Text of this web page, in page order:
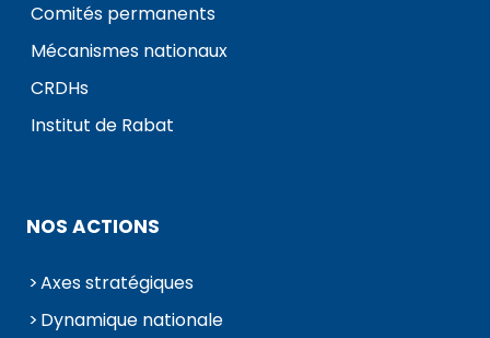
Comités permanents
Mécanismes nationaux
CRDHs
Institut de Rabat
NOS ACTIONS
Axes stratégiques
Dynamique nationale